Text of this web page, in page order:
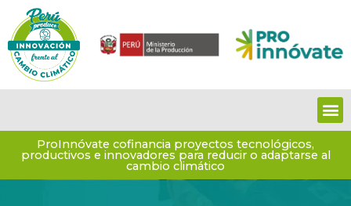
contenido
ProInnóvate cofinancia proyectos tecnológicos,
productivos e innovadores para reducir o adaptarse al
cambio climático